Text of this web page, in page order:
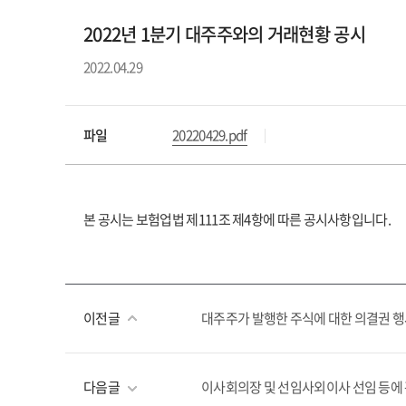
2022년 1분기 대주주와의 거래현황 공시
2022.04.29
파일 20220429.pdf
본 공시는 보험업법 제111조 제4항에 따른 공시사항입니다.
이전글 대주주가 발행한 주식에 대한 의결권
다음글 이사회의장 및 선임사외이사 선임 등에